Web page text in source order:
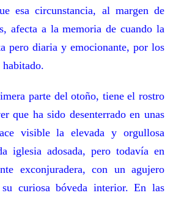
esa circunstancia, al margen de
afecta a la memoria de cuando la
pero diaria y emocionante, por los
parte del otoño, tiene el rostro
que ha sido desenterrado en unas
visible la elevada y orgullosa
iglesia adosada, pero todavía en
exconjuradera, con un agujero
curiosa bóveda interior. En las